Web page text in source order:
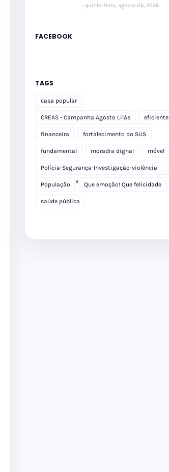
quinta-feira, agosto 06, 2026
FACEBOOK
TAGS
casa popular
CREAS - Campanha Agosto Lilás eficiente
financeira fortalecimento do SUS
fundamental moradia digna! móvel
Polícia-Segurança-Investigação-violência-
Polícia Militar-delegacia
População Que emoção! Que felicidade
saúde pública